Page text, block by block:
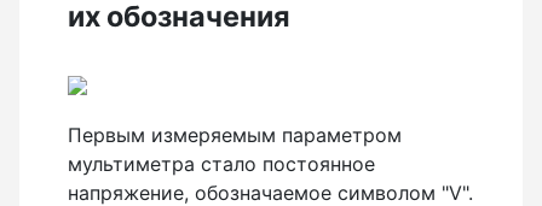
их обозначения
Первым измеряемым параметром
мультиметра стало постоянное
напряжение, обозначаемое символом "V".
Трассоискатели
Трассотечеискатели